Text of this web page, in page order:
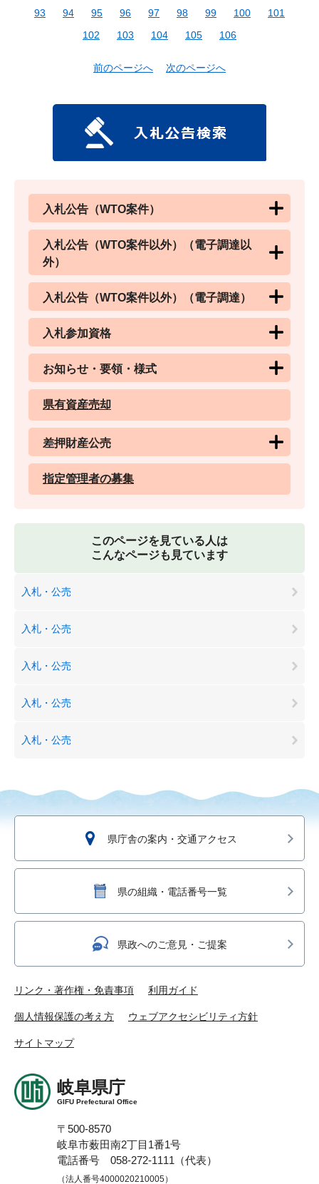
93
94 95 96 97 98 99 100
101
102
103 104 105 106
前のページへ 次のページへ
入札公告（WTO案件）
入札公告（WTO案件以外）（電子調達以
外）
入札公告（WTO案件以外）（電子調達）
入札参加資格
お知らせ・要領・様式
県有資産売却
差押財産公売
指定管理者の募集
このページを見ている人は
こんなページも見ています
入札・公売
入札・公売
入札・公売
入札・公売
入札・公売
県庁舎の案内・交通アクセス
県の組織・電話番号一覧
県政へのご意見・ご提案
リンク・著作権・免責事項 利用ガイド
個人情報保護の考え方 ウェブアクセシビリティ方針
サイトマップ
岐阜県庁
GIFU Prefectural Office
〒500-8570
岐阜市薮田南2丁目1番1号
電話番号 058-272-1111（代表）
（法人番号4000020210005）